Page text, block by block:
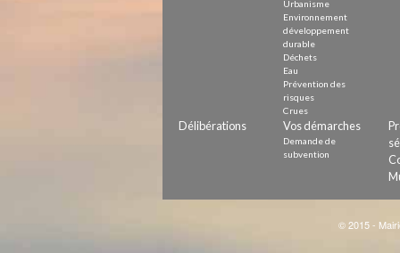
Urbanisme
Environnement
développement
durable
Déchets
Eau
Prévention des
risques
Crues
Délibérations Vos démarches
Demande de
subvention
© 2015 -